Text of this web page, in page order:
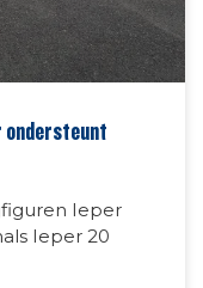
ondersteunt
Ieper
Ieper 20